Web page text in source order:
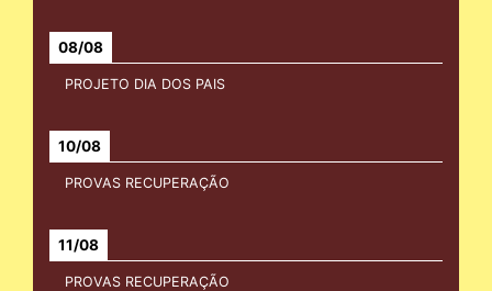
08/08
PROJETO DIA DOS PAIS
10/08
PROVAS RECUPERAÇÃO
11/08
PROVAS RECUPERAÇÃO